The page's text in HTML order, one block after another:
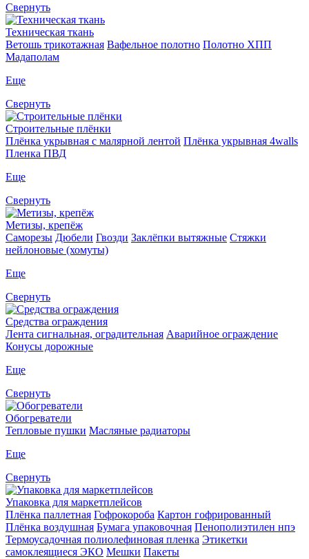
Свернуть
Техническая ткань
Ветошь трикотажная Вафельное полотно Полотно ХПП
Мадаполам
Еще
Свернуть
Строительные плёнки
Плёнка укрывная с малярной лентой Плёнка укрывная 4walls
Пленка ПВД
Еще
Свернуть
Метизы, крепёж
Саморезы Дюбели Гвозди Заклёпки вытяжные Стяжки
нейлоновые (хомуты)
Еще
Свернуть
Средства ограждения
Лента сигнальная, оградительная Аварийное ограждение
Конусы дорожные
Еще
Свернуть
Обогреватели
Тепловые пушки Масляные радиаторы
Еще
Свернуть
Упаковка для маркетплейсов
Плёнка паллетная Гофрокороба Картон гофрированный
Плёнка воздушная Бумага упаковочная Пенополиэтилен нпэ
Термоусадочная полиолефиновая пленка Этикетки
самоклеящиеся ЭКО Мешки Пакеты